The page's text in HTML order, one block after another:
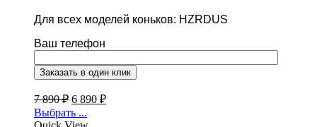
Для всех моделей коньков: HZRDUS
Ваш телефон
7 890₽ 6 890 ₽
Выбрать ...